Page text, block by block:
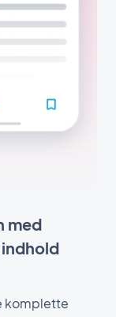
med
komplette